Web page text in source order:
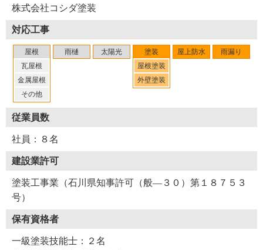
（２０２１年１月取材）
株式会社コシダ塗装
対応工事
屋根
瓦屋根
金属屋根
その他
雨樋 太陽光
塗装
屋根塗装
外壁塗装
屋上防水 雨漏り
従業員数
社員：８名
建設業許可
塗装工事業（石川県知事許可（般―３０）第１８７５３
号）
保有資格者
一級塗装技能士：２名